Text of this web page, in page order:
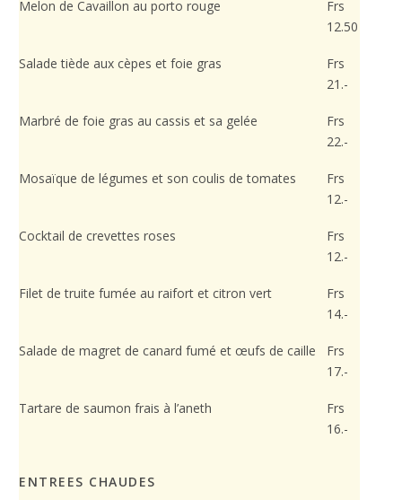
Melon de Cavaillon au porto rouge
Frs
12.50
Salade tiède aux cèpes et foie gras
Frs
21.-
Marbré de foie gras au cassis et sa gelée
Frs
22.-
Mosaïque de légumes et son coulis de tomates
Frs
12.-
Cocktail de crevettes roses
Frs
12.-
Filet de truite fumée au raifort et citron vert
Frs
14.-
Salade de magret de canard fumé et œufs de caille
Frs
17.-
Tartare de saumon frais à l’aneth
Frs
16.-
ENTREES CHAUDES
votre intérêt et
lorsque vous
des offres